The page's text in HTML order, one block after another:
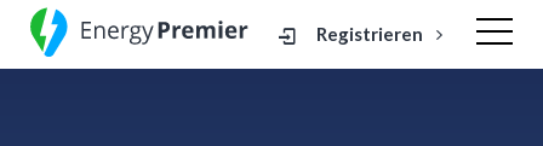
Registrieren